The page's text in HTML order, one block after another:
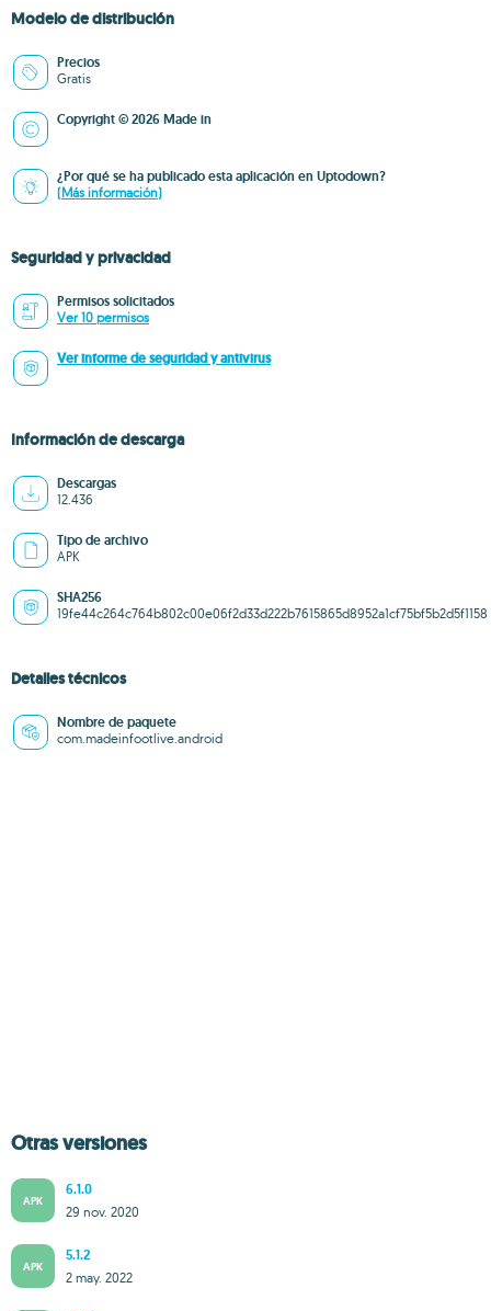
Modelo de distribución
Precios
Gratis
Copyright © 2026 Made in
¿Por qué se ha publicado esta aplicación en Uptodown?
(Más información)
Seguridad y privacidad
Permisos solicitados
Ver 10 permisos
Ver informe de seguridad y antivirus
Información de descarga
Descargas
12.436
Tipo de archivo
APK
SHA256
19fe44c264c764b802c00e06f2d33d222b7615865d8952a1cf75bf5b2d5f1158
Detalles técnicos
Nombre de paquete
com.madeinfootlive.android
Otras versiones
APK
6.1.0
29 nov. 2020
APK
5.1.2
2 may. 2022